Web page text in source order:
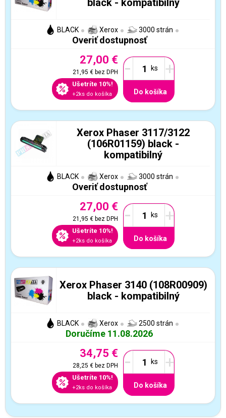
BLACK Xerox 3000 strán
Overiť dostupnosť
27,00 €
21,95 €bez DPH
Ušetríte 10%!
+2ks do košíka
- +
Do košíka
Xerox Phaser 3117/3122
(106R01159) black -
kompatibilný
BLACK Xerox 3000 strán
Overiť dostupnosť
27,00 €
21,95 €bez DPH
Ušetríte 10%!
+2ks do košíka
- +
Do košíka
Xerox Phaser 3140 (108R00909)
black - kompatibilný
BLACK Xerox 2500 strán
Doručíme 11.08.2026
34,75 €
28,25 €bez DPH
Ušetríte 10%!
+2ks do košíka
- +
Do košíka